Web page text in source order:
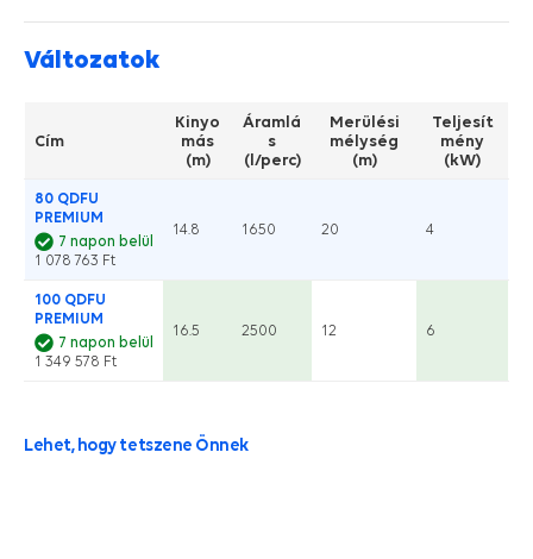
Változatok
Cím
Kinyo
más
(m)
Áramlá
s
(l/perc)
Merülési
mélység
(m)
Teljesít
mény
(kW)
80 QDFU
PREMIUM
7 napon belül
1 078 763 Ft
14.8 1650 20 4
100 QDFU
PREMIUM
7 napon belül
1 349 578 Ft
16.5 2500 12 6
Lehet, hogy tetszene Önnek